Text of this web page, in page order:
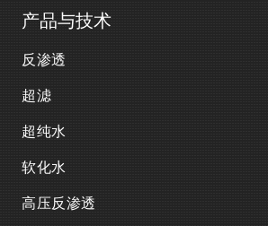
产品与技术
反渗透
超滤
超纯水
软化水
高压反渗透